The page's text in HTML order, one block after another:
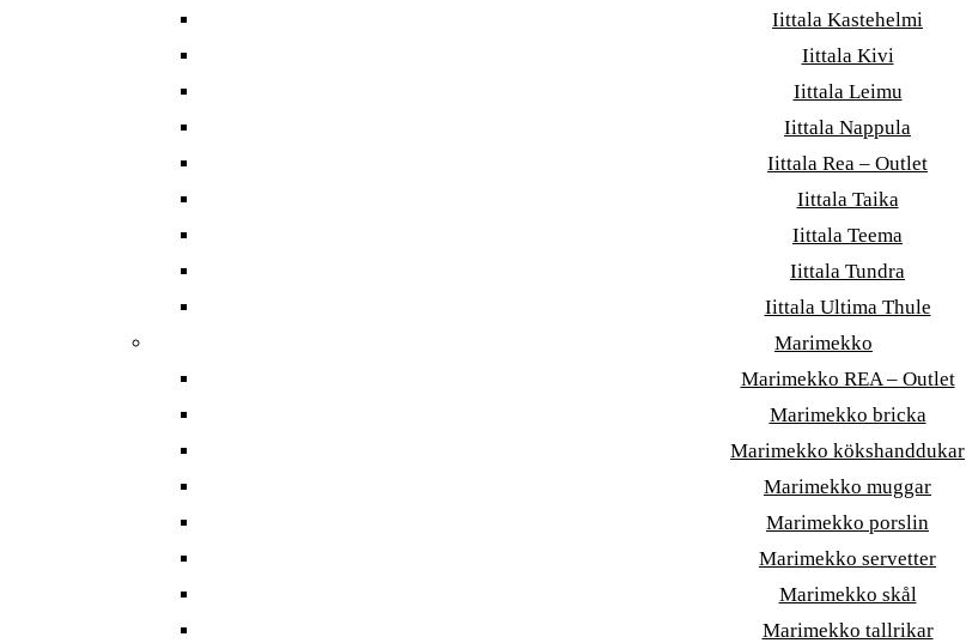
Iittala Kastehelmi
Iittala Kivi
Iittala Leimu
Iittala Nappula
Iittala Rea – Outlet
Iittala Taika
Iittala Teema
Iittala Tundra
Iittala Ultima Thule
Marimekko
Marimekko REA – Outlet
Marimekko bricka
Marimekko kökshanddukar
Marimekko muggar
Marimekko porslin
Marimekko servetter
Marimekko skål
Marimekko tallrikar